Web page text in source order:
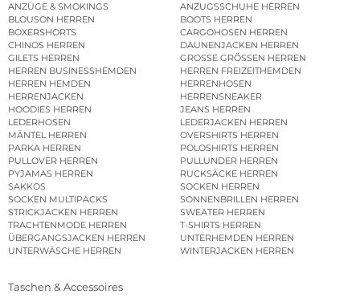
ANZÜGE & SMOKINGS
ANZUGSSCHUHE HERREN
BLOUSON HERREN
BOOTS HERREN
BOXERSHORTS
CARGOHOSEN HERREN
CHINOS HERREN
DAUNENJACKEN HERREN
GILETS HERREN
GROSSE GRÖSSEN HERREN
HERREN BUSINESSHEMDEN
HERREN FREIZEITHEMDEN
HERREN HEMDEN
HERRENHOSEN
HERRENJACKEN
HERRENSNEAKER
HOODIES HERREN
JEANS HERREN
LEDERHOSEN
LEDERJACKEN HERREN
MÄNTEL HERREN
OVERSHIRTS HERREN
PARKA HERREN
POLOSHIRTS HERREN
PULLOVER HERREN
PULLUNDER HERREN
PYJAMAS HERREN
RUCKSÄCKE HERREN
SAKKOS
SOCKEN HERREN
SOCKEN MULTIPACKS
SONNENBRILLEN HERREN
STRICKJACKEN HERREN
SWEATER HERREN
TRACHTENMODE HERREN
T-SHIRTS HERREN
ÜBERGANGSJACKEN HERREN
UNTERHEMDEN HERREN
UNTERWÄSCHE HERREN
WINTERJACKEN HERREN
Taschen & Accessoires